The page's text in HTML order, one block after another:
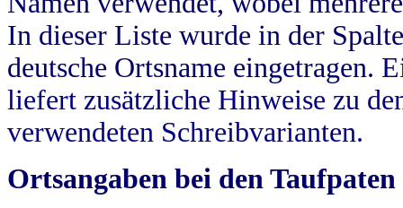
In dieser Liste wurde in der
deutsche Ortsname eingetragen.
liefert zusätzliche Hinweise zu
verwendeten Schreibvarianten.
Ortsangaben bei den Taufpaten